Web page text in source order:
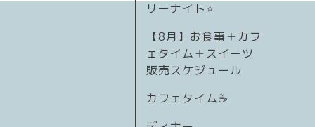
リーナイト⭐
【8月】お食事＋カフ
ェタイム＋スイーツ
販売スケジュール
カフェタイム☕️